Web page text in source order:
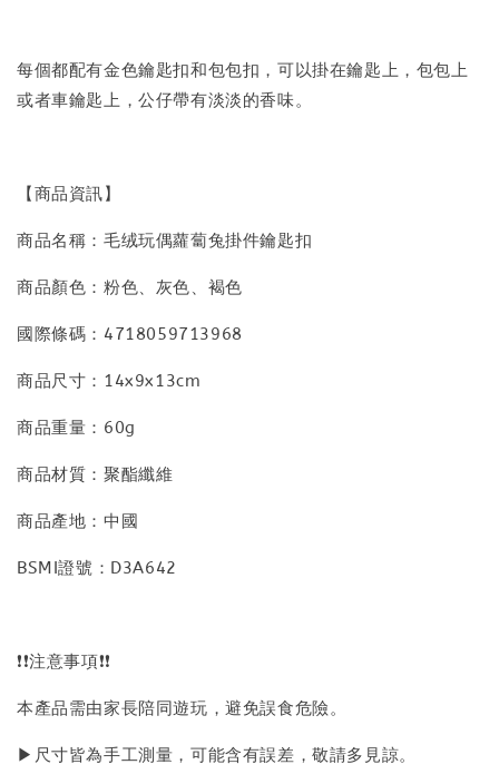
每個都配有金色鑰匙扣和包包扣，可以掛在鑰匙上，包包上
或者車鑰匙上，公仔帶有淡淡的香味。
【商品資訊】
商品名稱：毛绒玩偶蘿蔔兔掛件鑰匙扣
商品顏色：粉色、灰色、褐色
國際條碼：4718059713968
商品尺寸：14x9x13cm
商品重量：60g
商品材質：聚酯纖維
商品產地：中國
BSMI證號：D3A642
❗❗注意事項❗❗
本產品需由家長陪同遊玩，避免誤食危險。
▶尺寸皆為手工測量，可能含有誤差，敬請多見諒。